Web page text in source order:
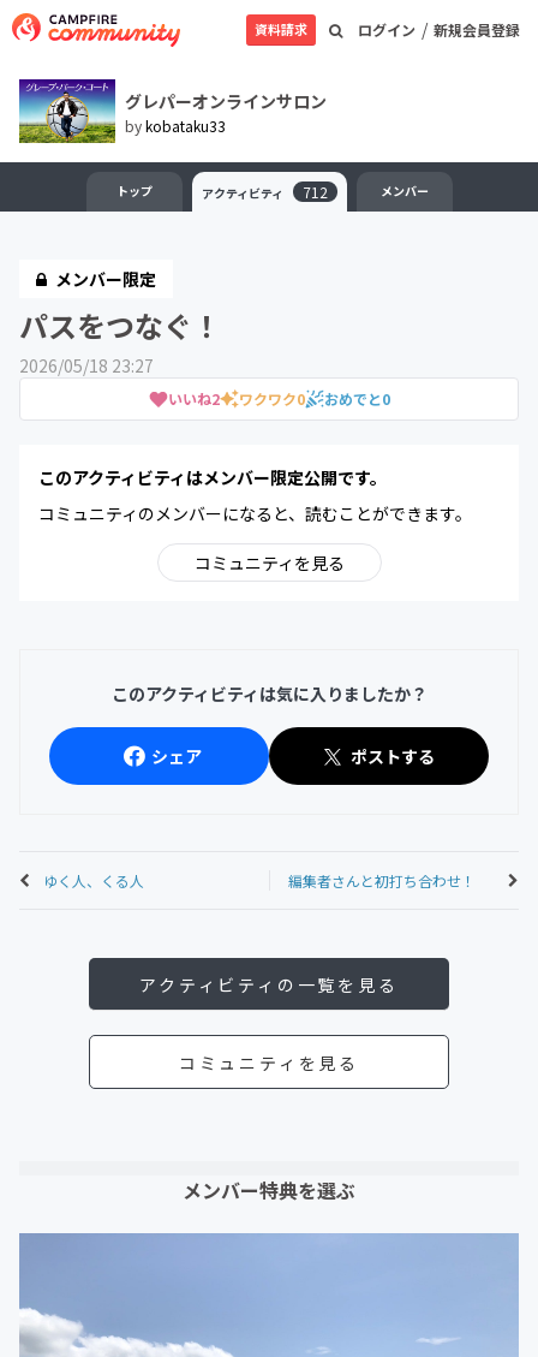
ログイン / 新規会員登録
資料請求
グレパーオンラインサロン
bykobataku33
トップ アクティビティ 712 メンバー
メンバー限定
パスをつなぐ！
2026/05/18 23:27
いいね2 ワクワク0 おめでと0
このアクティビティはメンバー限定公開です。
コミュニティのメンバーになると、読むことができます。
コミュニティを見る
このアクティビティは気に入りましたか？
シェア ポストする
ゆく人、くる人 編集者さんと初打ち合わせ！
アクティビティの一覧を見る
コミュニティを見る
メンバー特典を選ぶ